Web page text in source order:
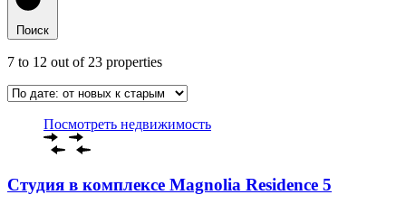
Поиск
7 to 12 out of 23 properties
Посмотреть недвижимость
Студия в комплексе Magnolia Residence 5